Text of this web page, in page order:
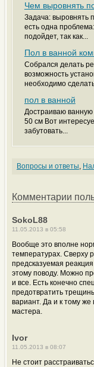
Чем выровнять
Задача: выровнять
есть одна
подойдет, так как...
Пол в ванной
Собрался делать
возможность
необходимо
пол в ванной
Достраиваю
50 см Вот
забутовать...
Вопросы и ответы,
Комментарии
SokoL88
11.05.2013 в 05:58
Вообще это вполне
температурах. Сверху
предсказуемая
этому поводу. Можно
и все. Есть конечно
предотвратить
вариант. Да и к тому же
мастера.
Ivor
11.05.2013 в 08:07
Не стоит